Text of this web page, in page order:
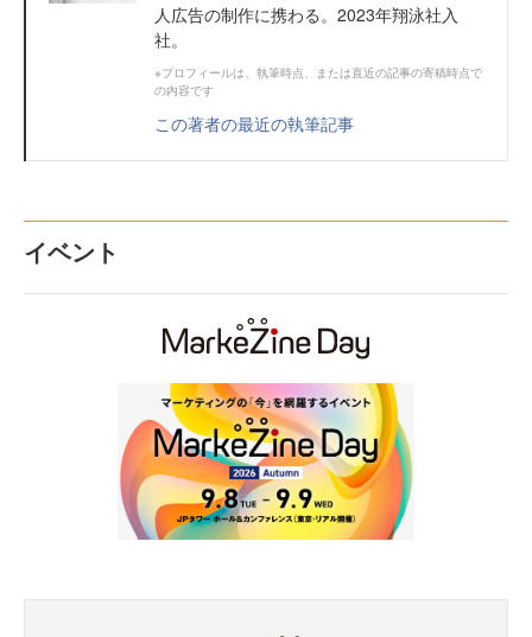
人広告の制作に携わる。2023年翔泳社入
社。
※プロフィールは、執筆時点、または直近の記事の寄稿時点で
の内容です
この著者の最近の執筆記事
イベント